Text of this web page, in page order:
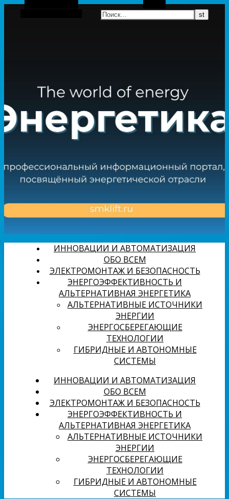
Боковая панель
ИННОВАЦИИ И АВТОМАТИЗАЦИЯ
ОБО ВСЕМ
ЭЛЕКТРОМОНТАЖ И БЕЗОПАСНОСТЬ
ЭНЕРГОЭФФЕКТИВНОСТЬ И
АЛЬТЕРНАТИВНАЯ ЭНЕРГЕТИКА
АЛЬТЕРНАТИВНЫЕ ИСТОЧНИКИ
ЭНЕРГИИ
ЭНЕРГОСБЕРЕГАЮЩИЕ
ТЕХНОЛОГИИ
ГИБРИДНЫЕ И АВТОНОМНЫЕ
СИСТЕМЫ
ИННОВАЦИИ И АВТОМАТИЗАЦИЯ
ОБО ВСЕМ
ЭЛЕКТРОМОНТАЖ И БЕЗОПАСНОСТЬ
ЭНЕРГОЭФФЕКТИВНОСТЬ И
АЛЬТЕРНАТИВНАЯ ЭНЕРГЕТИКА
АЛЬТЕРНАТИВНЫЕ ИСТОЧНИКИ
ЭНЕРГИИ
ЭНЕРГОСБЕРЕГАЮЩИЕ
ТЕХНОЛОГИИ
ГИБРИДНЫЕ И АВТОНОМНЫЕ
СИСТЕМЫ